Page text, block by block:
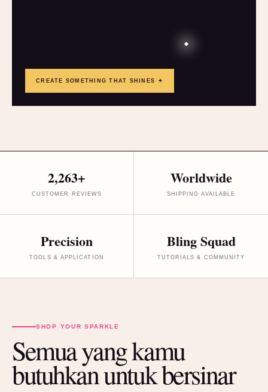
CREATE SOMETHING THAT SHINES ✦
2,263+
CUSTOMER REVIEWS
Worldwide
SHIPPING AVAILABLE
Precision
TOOLS & APPLICATION
Bling Squad
TUTORIALS & COMMUNITY
SHOP YOUR SPARKLE
Semua yang kamu
butuhkan untuk bersinar